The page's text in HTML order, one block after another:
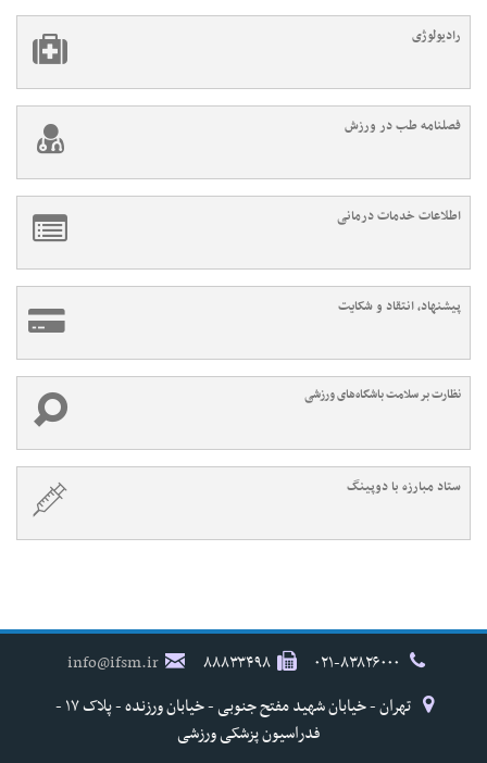
رادیولوژی
فصلنامه طب در ورزش
اطلاعات خدمات درمانی
پیشنهاد، انتقاد و شکایت
نظارت بر سلامت باشگاه‌های ورزشی
ستاد مبارزه با دوپینگ
۸۸۸۳۳۴۹۸
info@ifsm.ir
تهران - خیابان شهید مفتح جنوبی - خیابان ورزنده - پلاک ۱۷ -
فدراسیون پزشکی ورزشی